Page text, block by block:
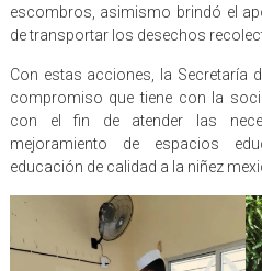
escombros, asimismo brindó el
de transportar los desechos
Con estas acciones, la Secretaría
compromiso que tiene con la
con el fin de atender las
mejoramiento de espacios
educación de calidad a la niñez